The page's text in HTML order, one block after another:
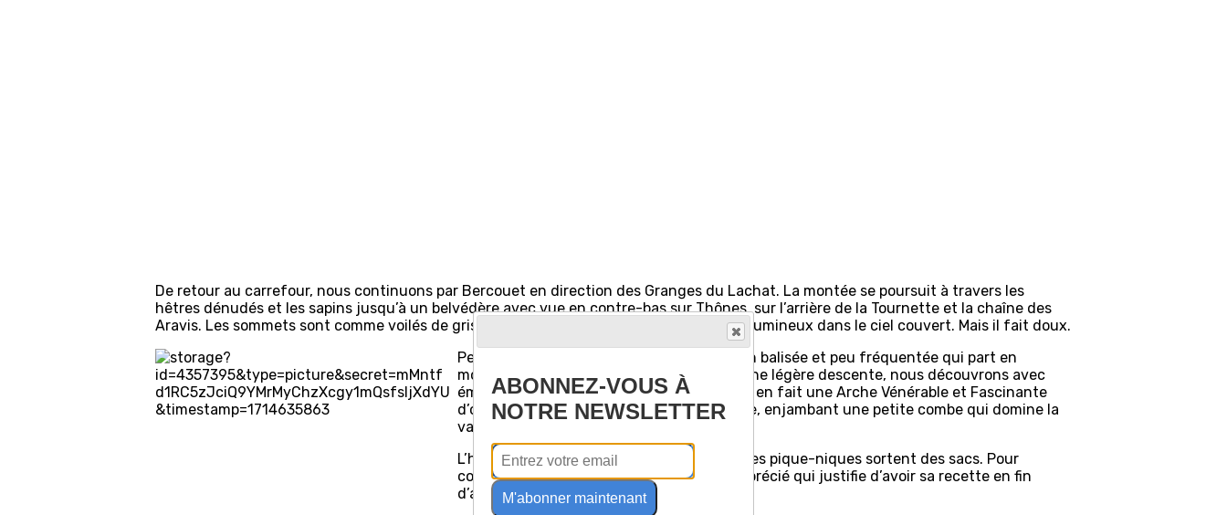
De retour au carrefour, nous continuons par Bercouet en direction des Granges du Lachat. La montée se poursuit à travers les
hêtres dénudés et les sapins jusqu’à un belvédère avec vue en contre-bas sur Thônes, sur l’arrière de la Tournette et la chaîne des
Aravis. Les sommets sont comme voilés de gris. Le soleil troue par moments, un cercle lumineux dans le ciel couvert. Mais il fait doux.
Petit crochet avant de trouver la sente non balisée et peu fréquentée qui part en
montant à proximité du belvédère. Après une légère descente, nous découvrons avec
émerveillement le Pont des sarrasins. C’est en fait une Arche Vénérable et Fascinante
d’origine naturelle en bordure de montagne, enjambant une petite combe qui domine la
vallée de Thônes et au-delà.
L’heure et l’endroit sont en adéquation et les pique-niques sortent des sacs. Pour
conclure, un gâteau d’anniversaire très apprécié qui justifie d’avoir sa recette en fin
d’article.
ABONNEZ-VOUS À
NOTRE NEWSLETTER
M'abonner maintenant